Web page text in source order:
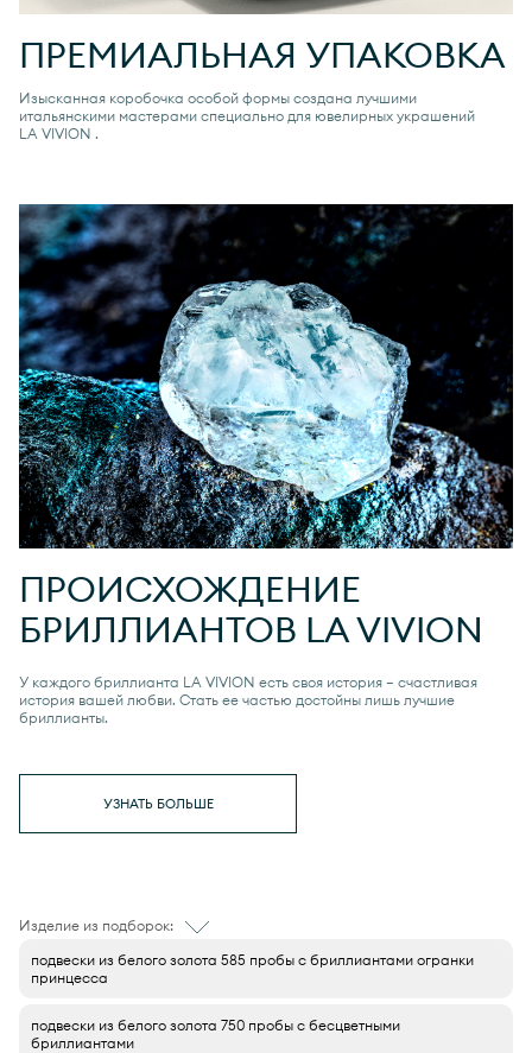
ПРЕМИАЛЬНАЯ УПАКОВКА
Изысканная коробочка особой формы создана лучшими
итальянскими мастерами специально для ювелирных украшений
LA VIVION .
ПРОИСХОЖДЕНИЕ
БРИЛЛИАНТОВ LA VIVION
У каждого бриллианта LA VIVION есть своя история — счастливая
история вашей любви. Стать ее частью достойны лишь лучшие
бриллианты.
УЗНАТЬ БОЛЬШЕ
Изделие из подборок:
подвески из белого золота 585 пробы с бриллиантами огранки
принцесса
подвески из белого золота 750 пробы с бесцветными
бриллиантами